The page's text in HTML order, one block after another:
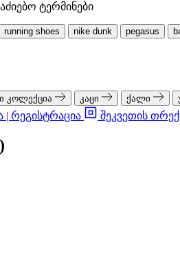
ტერმინები
running shoes nike dunk pegasus
კოლექცია კაცი ქალი
| რეგისტრაცია
შეკვეთის
)